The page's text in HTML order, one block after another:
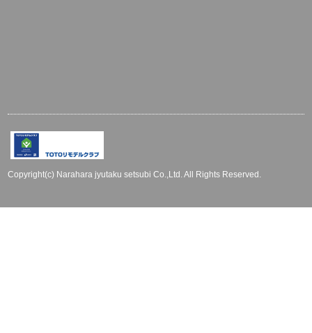
Copyright(c) Narahara jyutaku setsubi Co.,Ltd. All Rights Reserved.